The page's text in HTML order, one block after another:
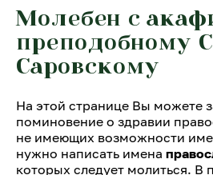
Молебен с
преподобному
Саровскому
На этой странице Вы можете
поминовение о здравии
не имеющих возможности
нужно написать имена
которых следует молиться. В